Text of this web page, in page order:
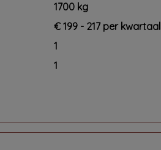
1700 kg
€ 199 - 217 per kwartaal
1
1